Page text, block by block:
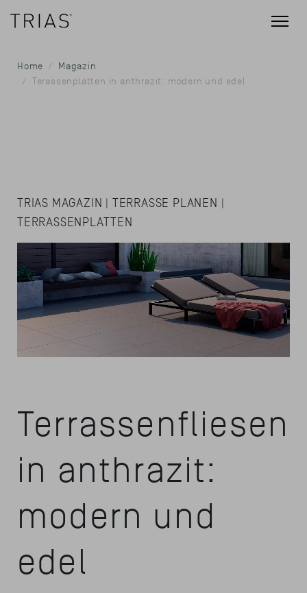
Home
Magazin
Terassenplatten in anthrazit: modern und edel
TRIAS MAGAZIN | TERRASSE PLANEN |
TERRASSENPLATTEN
Terrassenfliesen
in anthrazit:
modern und
edel